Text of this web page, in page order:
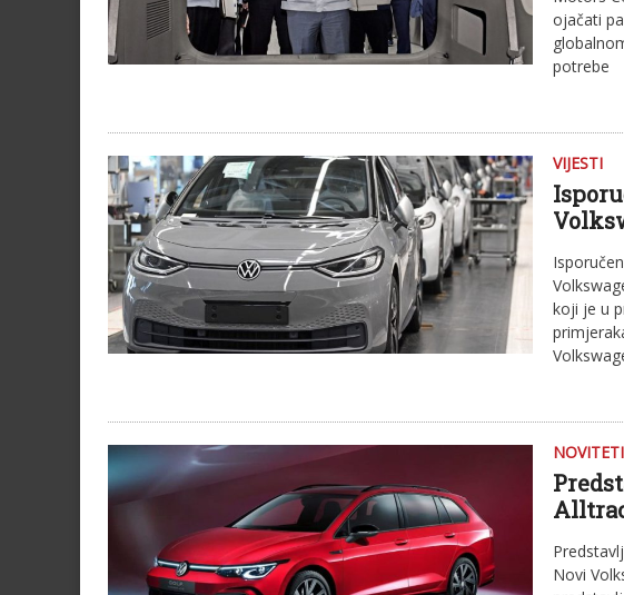
ojačati
potrebe
VIJESTI
koji je u
NOVITETI
Novi